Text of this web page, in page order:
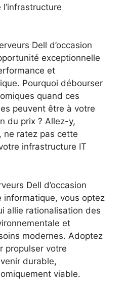
Dell d’occasion
exceptionnelle
et
Pourquoi débourser
quand ces
peuvent être à votre
du prix ? Allez-y,
ne ratez pas cette
infrastructure IT
Dell d’occasion
informatique, vous optez
allie rationalisation des
et
modernes. Adoptez
propulser votre
durable,
viable.